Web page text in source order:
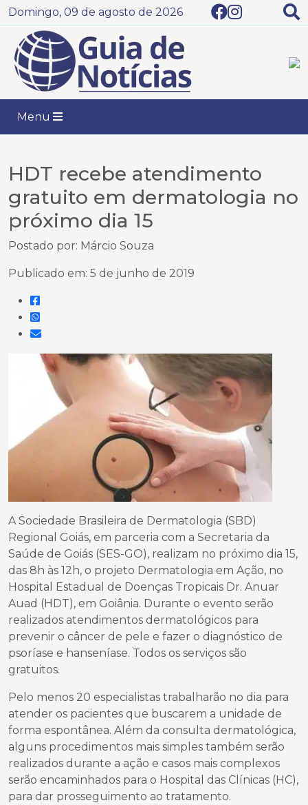
Domingo, 09 de agosto de 2026
Menu
HDT recebe atendimento
gratuito em dermatologia no
próximo dia 15
Postado por: Márcio Souza
Publicado em: 5 de junho de 2019
A Sociedade Brasileira de Dermatologia (SBD)
Regional Goiás, em parceria com a Secretaria da
Saúde de Goiás (SES-GO), realizam no próximo dia 15,
das 8h às 12h, o projeto Dermatologia em Ação, no
Hospital Estadual de Doenças Tropicais Dr. Anuar
Auad (HDT), em Goiânia. Durante o evento serão
realizados atendimentos dermatológicos para
prevenir o câncer de pele e fazer o diagnóstico de
psoríase e hanseníase. Todos os serviços são
gratuitos.
Pelo menos 20 especialistas trabalharão no dia para
atender os pacientes que buscarem a unidade de
forma espontânea. Além da consulta dermatológica,
alguns procedimentos mais simples também serão
realizados durante a ação e casos mais complexos
serão encaminhados para o Hospital das Clínicas (HC),
para dar prosseguimento ao tratamento.